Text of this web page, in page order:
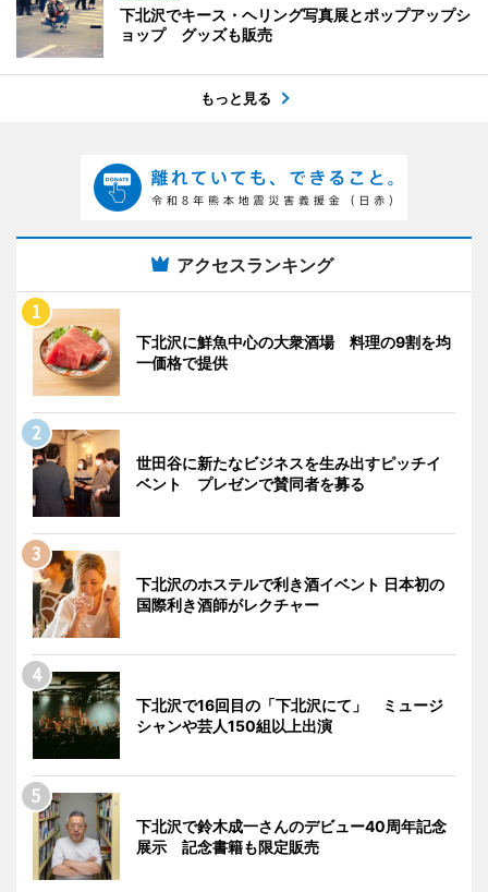
下北沢でキース・ヘリング写真展とポップアップシ
ョップ グッズも販売
もっと見る
アクセスランキング
下北沢に鮮魚中心の大衆酒場 料理の9割を均
一価格で提供
世田谷に新たなビジネスを生み出すピッチイ
ベント プレゼンで賛同者を募る
下北沢のホステルで利き酒イベント 日本初の
国際利き酒師がレクチャー
下北沢で16回目の「下北沢にて」 ミュージ
シャンや芸人150組以上出演
下北沢で鈴木成一さんのデビュー40周年記念
展示 記念書籍も限定販売